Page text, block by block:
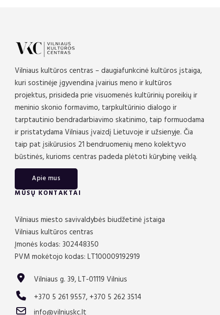
Vilniaus kultūros centras – daugiafunkcinė kultūros įstaiga,
kuri sostinėje įgyvendina įvairius meno ir kultūros
projektus, prisideda prie visuomenės kultūrinių poreikių ir
meninio skonio formavimo, tarpkultūrinio dialogo ir
tarptautinio bendradarbiavimo skatinimo, taip formuodama
ir pristatydama Vilniaus įvaizdį Lietuvoje ir užsienyje. Čia
taip pat įsikūrusios 21 bendruomenių meno kolektyvo
būstinės, kurioms centras padeda plėtoti kūrybinę veiklą.
Apie mus
MŪSŲ KONTAKTAI
Vilniaus miesto savivaldybės biudžetinė įstaiga
Vilniaus kultūros centras
Įmonės kodas: 302448350
PVM mokėtojo kodas: LT100009192919
Vilniaus g. 39, LT-01119 Vilnius
+370 5 261 9557, +370 5 262 3514
info@vilniuskc.lt